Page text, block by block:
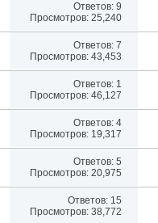
Ответов: 9
Просмотров: 25,240
Ответов: 7
Просмотров: 43,453
Ответов: 1
Просмотров: 46,127
Ответов: 4
Просмотров: 19,317
Ответов: 5
Просмотров: 20,975
Ответов: 15
Просмотров: 38,772